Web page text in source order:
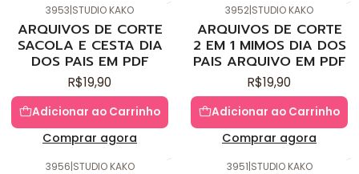
3953|STUDIO KAKO
ARQUIVOS DE CORTE
SACOLA E CESTA DIA
DOS PAIS EM PDF
R$19,90
Adicionar ao Carrinho
Comprar agora
3952|STUDIO KAKO
ARQUIVOS DE CORTE
2 EM 1 MIMOS DIA DOS
PAIS ARQUIVO EM PDF
R$19,90
Adicionar ao Carrinho
Comprar agora
3956|STUDIO KAKO 3951|STUDIO KAKO